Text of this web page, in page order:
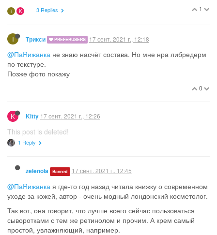
1
Т K 3 Replies
Т Трикси PREFERUSERS 17 сент. 2021 г., 12:18
@ПаRижанка не знаю насчёт состава. Но мне нра либредерм
по текстуре.
Позже фото покажу
0
K Kitty 17 сент. 2021 г., 12:26
This post is deleted!
1 Reply
zelenola Banned 17 сент. 2021 г., 12:45
@ПаRижанка я где-то год назад читала книжку о современном
уходе за кожей, автор - очень модный лондонский косметолог.
Так вот, она говорит, что лучше всего сейчас пользоваться
сыворотками с тем же ретинолом и прочим. А крем самый
простой, увлажняющий, например.